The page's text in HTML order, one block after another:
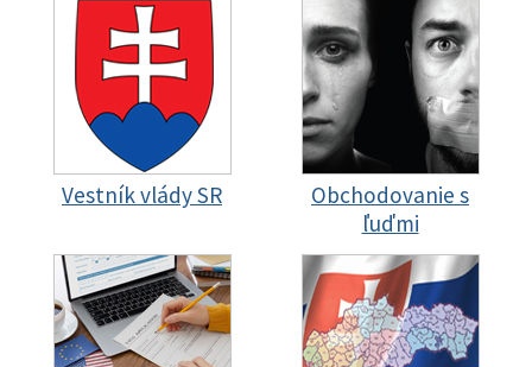
Vestník vlády SR
Obchodovanie s
ľuďmi